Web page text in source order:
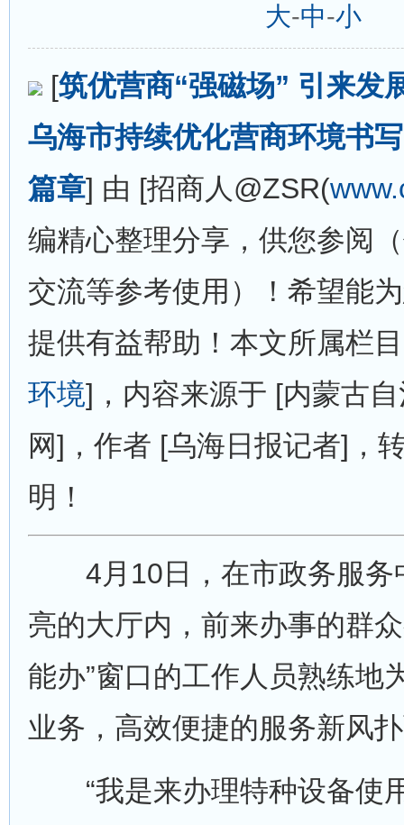
大-中-小
[筑优营商“强磁场” 引来
乌海市持续优化营商环境书
篇章] 由 [招商人@ZSR(
编精心整理分享，供您参阅
交流等参考使用）！希望能
提供有益帮助！本文所属栏
环境]，内容来源于 [内蒙古
网]，作者 [乌海日报记者]，
明！
4月10日，在市政务服务
亮的大厅内，前来办事的群
能办”窗口的工作人员熟练地
业务，高效便捷的服务新风
“我是来办理特种设备使